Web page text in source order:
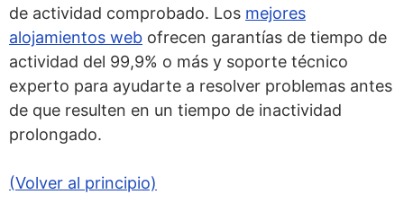
de actividad comprobado. Los mejores
alojamientos web ofrecen garantías de tiempo de
actividad del 99,9% o más y soporte técnico
experto para ayudarte a resolver problemas antes
de que resulten en un tiempo de inactividad
prolongado.
(Volver al principio)